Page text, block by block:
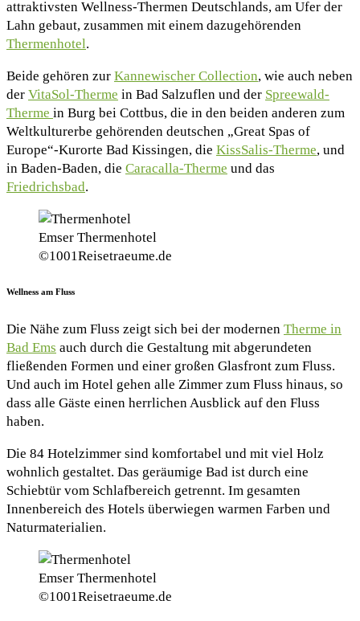
attraktivsten Wellness-Thermen Deutschlands, am Ufer der
Lahn gebaut, zusammen mit einem dazugehörenden
Thermenhotel.
Beide gehören zur Kannewischer Collection, wie auch neben
der VitaSol-Therme in Bad Salzuflen und der Spreewald-
Therme in Burg bei Cottbus, die in den beiden anderen zum
Weltkulturerbe gehörenden deutschen „Great Spas of
Europe“-Kurorte Bad Kissingen, die KissSalis-Therme, und
in Baden-Baden, die Caracalla-Therme und das
Friedrichsbad.
Emser Thermenhotel
©1001Reisetraeume.de
Wellness am Fluss
Die Nähe zum Fluss zeigt sich bei der modernen Therme in
Bad Ems auch durch die Gestaltung mit abgerundeten
fließenden Formen und einer großen Glasfront zum Fluss.
Und auch im Hotel gehen alle Zimmer zum Fluss hinaus, so
dass alle Gäste einen herrlichen Ausblick auf den Fluss
haben.
Die 84 Hotelzimmer sind komfortabel und mit viel Holz
wohnlich gestaltet. Das geräumige Bad ist durch eine
Schiebtür vom Schlafbereich getrennt. Im gesamten
Innenbereich des Hotels überwiegen warmen Farben und
Naturmaterialien.
Emser Thermenhotel
©1001Reisetraeume.de